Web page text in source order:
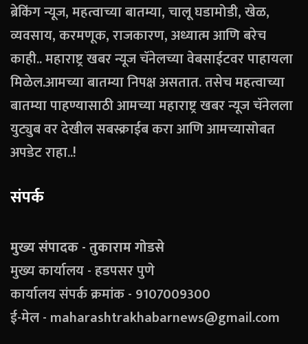
ब्रेकिंग न्यूज, महत्वाच्या बातम्या, चालू घडामोडी, खेळ,
व्यवसाय, करमणूक, राजकारण, अध्यात्म आणि बरेच
काही.. महाराष्ट्र खबर न्यूज चॅनेलच्या वेबसाईटवर पाहायला
मिळेल.आमच्या बातम्या निपक्ष असतात. तसेच महत्वाच्या
बातम्या पाहण्यासाठी आमच्या महाराष्ट्र खबर न्यूज चॅनेलला
युट्युब वर देखील सबस्क्राईब करा आणि आमच्यासोबत
अपडेट राहा..!
संपर्क
मुख्य संपादक - तुकाराम गोडसे
मुख्य कार्यालय - हडपसर पुणे
कार्यालय संपर्क क्रमांक - 9107009300
ई-मेल - maharashtrakhabarnews@gmail.com